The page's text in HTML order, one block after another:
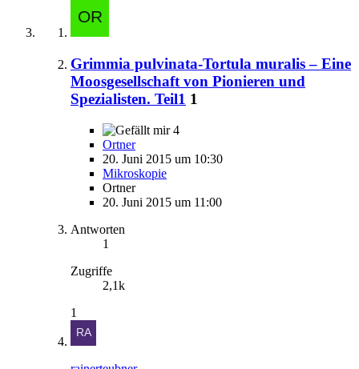
Grimmia pulvinata-Tortula muralis – Eine
Moosgesellschaft von Pionieren und
Spezialisten. Teil1 1
4
Ortner
20. Juni 2015 um 10:30
Mikroskopie
Ortner
20. Juni 2015 um 11:00
Antworten
1
Zugriffe
2,1k
1